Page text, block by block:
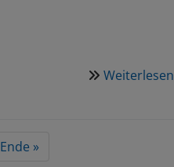
Weiterlesen
Last
Ende »